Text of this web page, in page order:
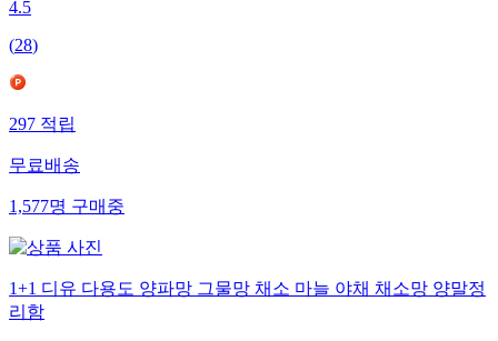
4.5
(28)
297적립
무료배송
1,577명구매중
1+1 디유 다용도 양파망 그물망 채소 마늘 야채 채소망 양말정
리함